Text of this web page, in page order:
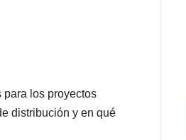
los proyectos
distribución y en qué